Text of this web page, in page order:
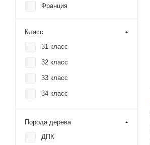
Франция
Класс
31 класс
32 класс
33 класс
34 класс
Порода дерева
ДПК